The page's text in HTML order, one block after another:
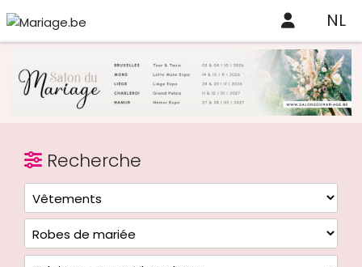
NL
Recherche